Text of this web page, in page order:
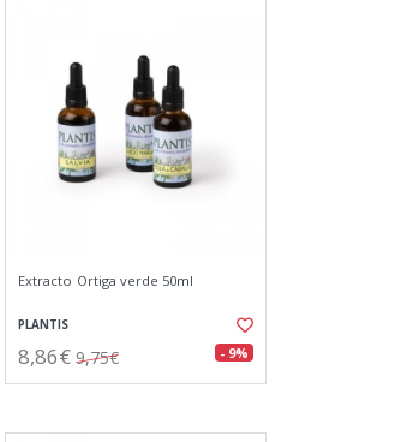
Extracto Ortiga verde 50ml
PLANTIS
8,86€ 9,75€ - 9%